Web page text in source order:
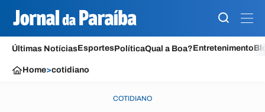
Últimas NotíciasEsportesPolíticaQual a Boa?Entretenimento
Home>cotidiano
COTIDIANO